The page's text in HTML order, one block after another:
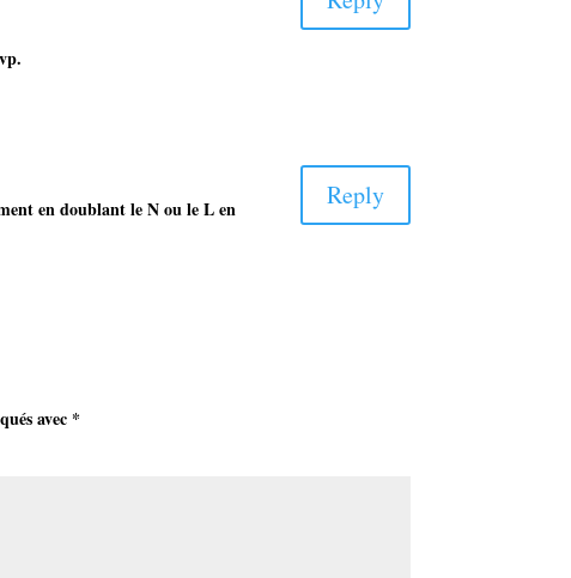
en doublant le N ou le L en
Reply
avec *